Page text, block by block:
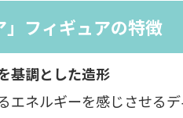
フィギュアの特徴
基調とした造形
エネルギーを感じさせる